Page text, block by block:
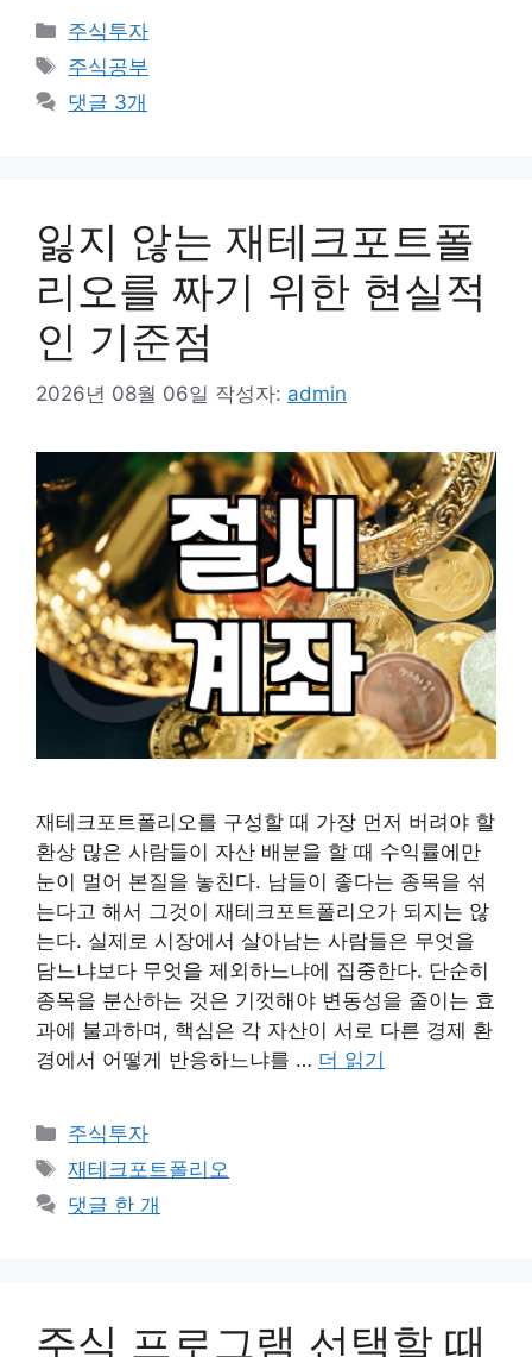
카
테
리
주식투자
태
그
주식공부
댓글 3개
잃지 않는 재테크포트폴
리오를 짜기 위한 현실적
인 기준점
2026년 08월 06일 작성자: admin
재테크포트폴리오를 구성할 때 가장 먼저 버려야 할
환상 많은 사람들이 자산 배분을 할 때 수익률에만
눈이 멀어 본질을 놓친다. 남들이 좋다는 종목을 섞
는다고 해서 그것이 재테크포트폴리오가 되지는 않
는다. 실제로 시장에서 살아남는 사람들은 무엇을
담느냐보다 무엇을 제외하느냐에 집중한다. 단순히
종목을 분산하는 것은 기껏해야 변동성을 줄이는 효
과에 불과하며, 핵심은 각 자산이 서로 다른 경제 환
경에서 어떻게 반응하느냐를 … 더 읽기
카
테
고
리
주식투자
태
그
재테크포트폴리오
댓글 한 개
주식 프로그램 선택할 때